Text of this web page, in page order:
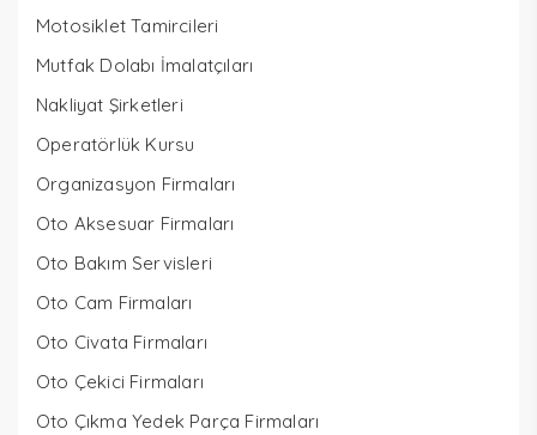
Motosiklet Tamircileri
Mutfak Dolabı İmalatçıları
Nakliyat Şirketleri
Operatörlük Kursu
Organizasyon Firmaları
Oto Aksesuar Firmaları
Oto Bakım Servisleri
Oto Cam Firmaları
Oto Civata Firmaları
Oto Çekici Firmaları
Oto Çıkma Yedek Parça Firmaları